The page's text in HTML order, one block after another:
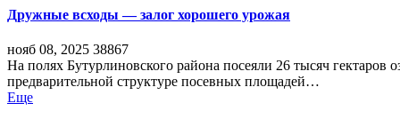
Дружные всходы — залог хорошего урожая
нояб 08, 2025 38867
На полях Бутурлиновского района посеяли 26 тысяч
предварительной структуре посевных площадей…
Еще